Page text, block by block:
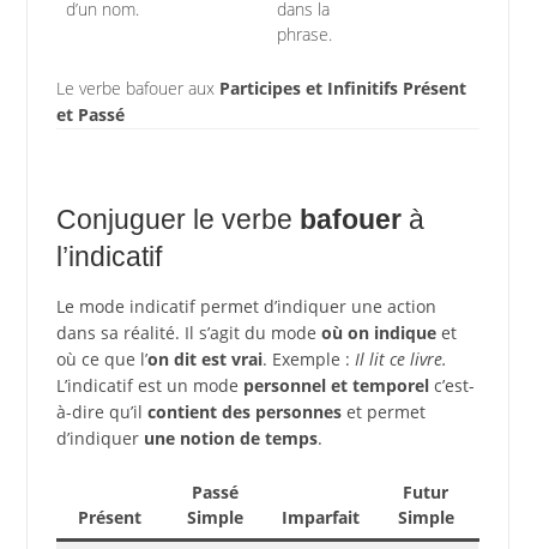
d’un nom.
dans la
phrase.
Le verbe bafouer aux Participes et Infinitifs Présent
et Passé
Conjuguer le verbe bafouerà
l’indicatif
Le mode indicatif permet d’indiquer une action
dans sa réalité. Il s’agit du mode où on indiqueet
où ce que l’on dit est vrai. Exemple : Il lit ce livre.
L’indicatif est un mode personnel et temporelc’est-
à-dire qu’il contient des personneset permet
d’indiquer une notion de temps.
Présent
Passé
Simple
Imparfait
Futur
Simple